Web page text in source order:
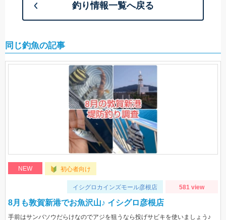
釣り情報一覧へ戻る
同じ釣魚の記事
NEW 初心者向け
イシグロカインズモール彦根店 581 view
8月も敦賀新港でお魚沢山♪ イシグロ彦根店
手前はサンバソウだらけなのでアジを狙うなら投げサビキを使いましょう♪